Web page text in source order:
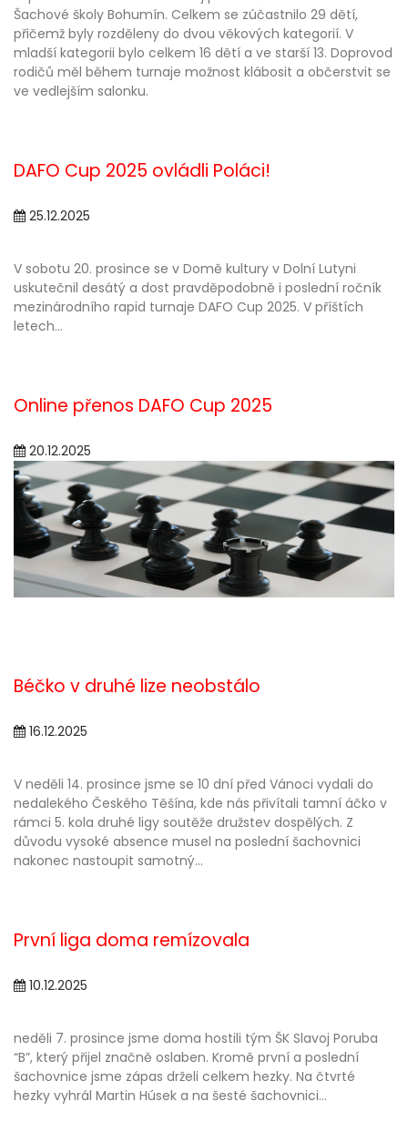
Šachové školy Bohumín. Celkem se zúčastnilo 29 dětí,
přičemž byly rozděleny do dvou věkových kategorií. V
mladší kategorii bylo celkem 16 dětí a ve starší 13. Doprovod
rodičů měl během turnaje možnost klábosit a občerstvit se
ve vedlejším salonku.
DAFO Cup 2025 ovládli Poláci!
25.12.2025
V sobotu 20. prosince se v Domě kultury v Dolní Lutyni
uskutečnil desátý a dost pravděpodobně i poslední ročník
mezinárodního rapid turnaje DAFO Cup 2025. V příštích
letech...
Online přenos DAFO Cup 2025
20.12.2025
Béčko v druhé lize neobstálo
16.12.2025
V neděli 14. prosince jsme se 10 dní před Vánoci vydali do
nedalekého Českého Těšína, kde nás přivítali tamní áčko v
rámci 5. kola druhé ligy soutěže družstev dospělých. Z
důvodu vysoké absence musel na poslední šachovnici
nakonec nastoupit samotný...
První liga doma remízovala
10.12.2025
neděli 7. prosince jsme doma hostili tým ŠK Slavoj Poruba
“B”, který přijel značně oslaben. Kromě první a poslední
šachovnice jsme zápas drželi celkem hezky. Na čtvrté
hezky vyhrál Martin Húsek a na šesté šachovnici...